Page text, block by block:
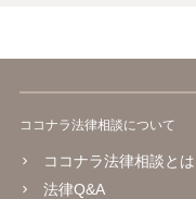
ココナラ法律相談について
ココナラ法律相談とは
法律Q&A